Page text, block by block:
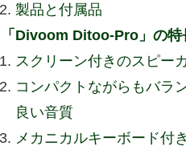
製品と付属品
「Divoom Ditoo-Pro」の特
スクリーン付きのスピー
コンパクトながらもバラ
良い音質
メカニカルキーボード付